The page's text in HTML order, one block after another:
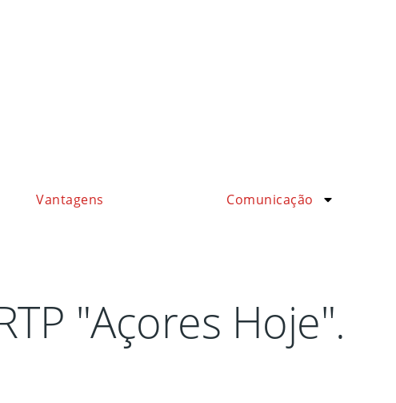
Vantagens Comunicação
"Açores Hoje".